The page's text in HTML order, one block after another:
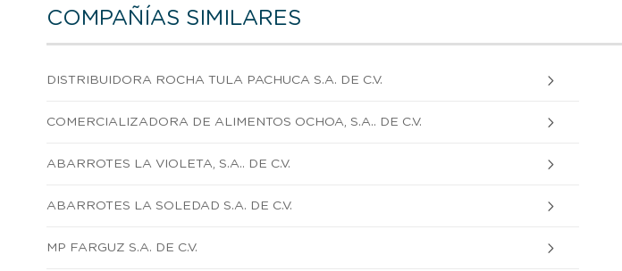
COMPAÑÍAS SIMILARES
DISTRIBUIDORA ROCHA TULA PACHUCA S.A. DE C.V.
COMERCIALIZADORA DE ALIMENTOS OCHOA, S.A.. DE C.V.
ABARROTES LA VIOLETA, S.A.. DE C.V.
ABARROTES LA SOLEDAD S.A. DE C.V.
MP FARGUZ S.A. DE C.V.